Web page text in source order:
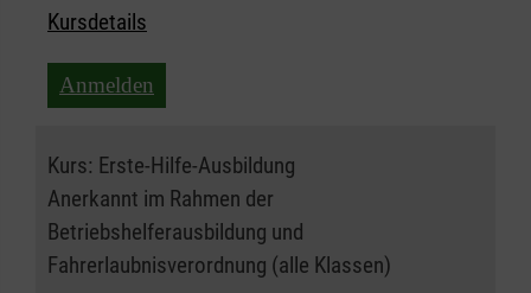
Kursdetails
Anmelden
Kurs: Erste-Hilfe-Ausbildung
Anerkannt im Rahmen der
Betriebshelferausbildung und
Fahrerlaubnisverordnung (alle Klassen)